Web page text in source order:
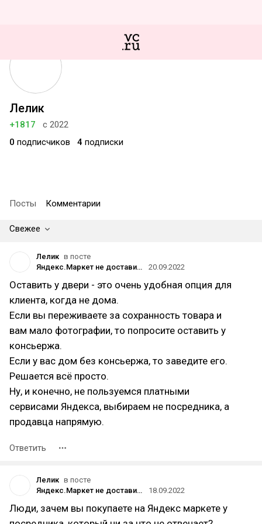
Лелик
+1817
с 2022
0 подписчиков 4 подписки
Посты Комментарии
Свежее
Лелик в посте
Яндекс.Маркет не доставил заказ на сумму 63885 руб., но утверждает, что он доставлен
20.09.2022
Оставить у двери - это очень удобная опция для
клиента, когда не дома.
Если вы переживаете за сохранность товара и
вам мало фотографии, то попросите оставить у
консьержа.
Если у вас дом без консьержа, то заведите его.
Решается всё просто.
Ну, и конечно, не пользуемся платными
сервисами Яндекса, выбираем не посредника, а
продавца напрямую.
Ответить
Лелик в посте
Яндекс.Маркет не доставил заказ на сумму 63885 руб., но утверждает, что он доставлен
18.09.2022
Люди, зачем вы покупаете на Яндекс маркете у